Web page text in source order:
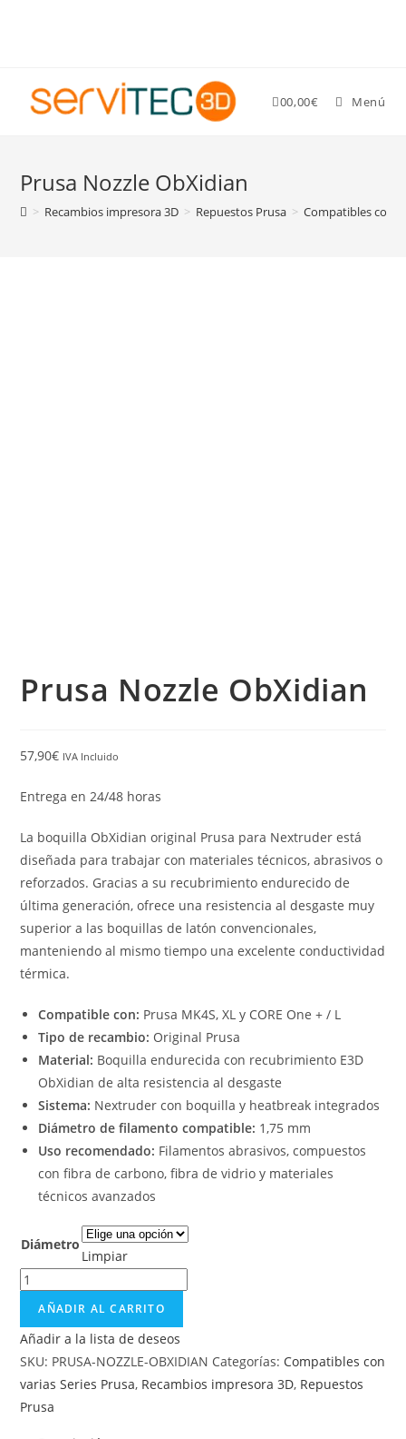
00,00€ Menú
Prusa Nozzle ObXidian
> Recambios impresora 3D > Repuestos Prusa > Compatibles con
Prusa Nozzle ObXidian
57,90€ IVA Incluido
Entrega en 24/48 horas
La boquilla ObXidian original Prusa para Nextruder está
diseñada para trabajar con materiales técnicos, abrasivos o
reforzados. Gracias a su recubrimiento endurecido de
última generación, ofrece una resistencia al desgaste muy
superior a las boquillas de latón convencionales,
manteniendo al mismo tiempo una excelente conductividad
térmica.
Compatible con: Prusa MK4S, XL y CORE One + / L
Tipo de recambio: Original Prusa
Material: Boquilla endurecida con recubrimiento E3D
ObXidian de alta resistencia al desgaste
Sistema: Nextruder con boquilla y heatbreak integrados
Diámetro de filamento compatible: 1,75 mm
Uso recomendado: Filamentos abrasivos, compuestos
con fibra de carbono, fibra de vidrio y materiales
técnicos avanzados
Diámetro
Limpiar
AÑADIR AL CARRITO
Añadir a la lista de deseos
SKU: PRUSA-NOZZLE-OBXIDIAN Categorías: Compatibles con
varias Series Prusa, Recambios impresora 3D, Repuestos
Prusa